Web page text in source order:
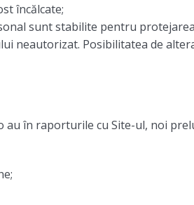
încălcate;
sunt stabilite pentru
neautorizat. Posibilitatea de
au în raporturile cu Site-ul, noi